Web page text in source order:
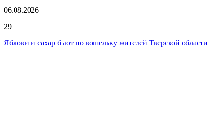
06.08.2026
29
Яблоки и сахар бьют по кошельку жителей Тверской области